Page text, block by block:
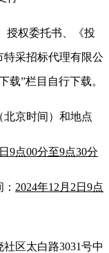
授权委托书、《投
特采招标代理有限公
载”栏目自行下载。
北京时间） 和地点
日 9点00分至9点30分
2024年12 月 2 日 9点
社区太白路3031号中